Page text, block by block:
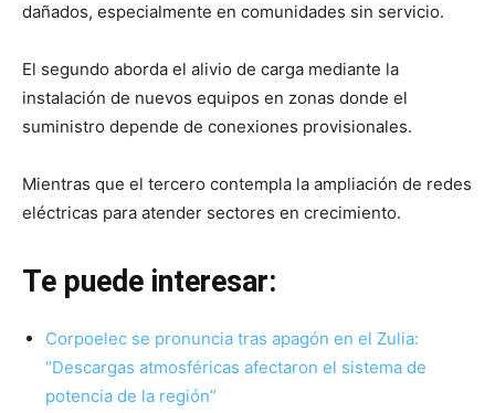
dañados, especialmente en comunidades sin servicio.
El segundo aborda el alivio de carga mediante la
instalación de nuevos equipos en zonas donde el
suministro depende de conexiones provisionales.
Mientras que el tercero contempla la ampliación de redes
eléctricas para atender sectores en crecimiento.
Te puede interesar:
Corpoelec se pronuncia tras apagón en el Zulia:
“Descargas atmosféricas afectaron el sistema de
potencia de la región”